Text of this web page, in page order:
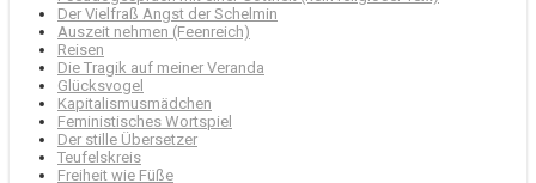
Der Vielfraß Angst der Schelmin
Auszeit nehmen (Feenreich)
Reisen
Die Tragik auf meiner Veranda
Glücksvogel
Kapitalismusmädchen
Feministisches Wortspiel
Der stille Übersetzer
Teufelskreis
Freiheit wie Füße